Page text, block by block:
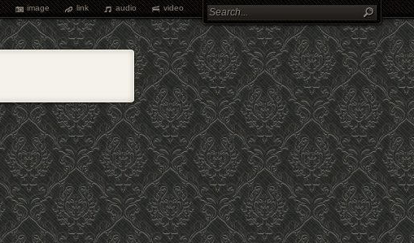
image link audio video